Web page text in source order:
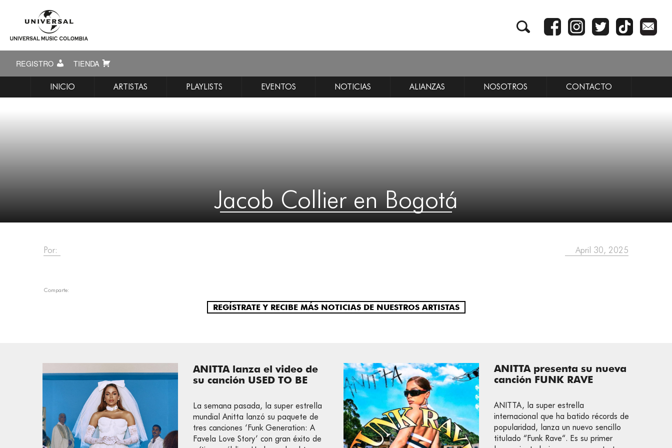
REGISTRO TIENDA
INICIO ARTISTAS PLAYLISTS EVENTOS NOTICIAS ALIANZAS NOSOTROS CONTACTO
Jacob Collier en Bogotá
Por: April 30, 2025
Comparte:
REGÍSTRATE Y RECIBE MÁS NOTICIAS DE NUESTROS ARTISTAS
ANITTA lanza el video de
su canción USED TO BE
La semana pasada, la super estrella
mundial Anitta lanzó su paquete de
tres canciones ‘Funk Generation: A
Favela Love Story’ con gran éxito de
ANITTA presenta su nueva
canción FUNK RAVE
ANITTA, la super estrella
internacional que ha batido récords de
popularidad, lanza un nuevo sencillo
titulado “Funk Rave“. Es su primer